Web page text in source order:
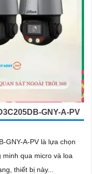
GNY-A-PV
GNY-A-PV là lựa chọn
qua micro và loa
mạng, thiết bị này...